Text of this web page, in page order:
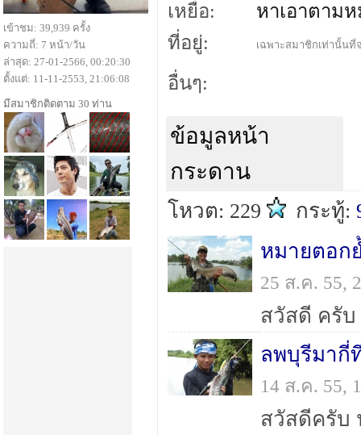
เหยื่อ:
หาเอาตาม
ที่อยู่:
เฉพาะสมาชิกเท่านั้นที่
อื่นๆ:
ข้อมูลหน้า
กระดาน
โหวต: 229 กระทู้:
หมายตอก
25 ส.ค. 55,
ลพบุรีมากี่
14 ส.ค. 55,
เข้าชม: 39,939 ครั้ง
ความถี่: 7 หน้า/วัน
ล่าสุด: 27-01-2566, 00:20:30
ตั้งแต่: 11-11-2553, 21:06:08
มีสมาชิกติดตาม 30 ท่าน